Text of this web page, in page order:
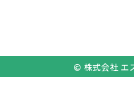
© 株式会社 エ